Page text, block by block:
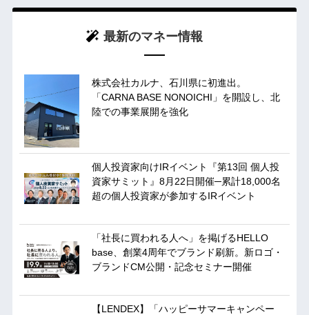
最新のマネー情報
株式会社カルナ、石川県に初進出。
「CARNA BASE NONOICHI」を開設し、北
陸での事業展開を強化
個人投資家向けIRイベント『第13回 個人投
資家サミット』8月22日開催─累計18,000名
超の個人投資家が参加するIRイベント
「社長に買われる人へ」を掲げるHELLO
base、創業4周年でブランド刷新。新ロゴ・
ブランドCM公開・記念セミナー開催
【LENDEX】「ハッピーサマーキャンペー